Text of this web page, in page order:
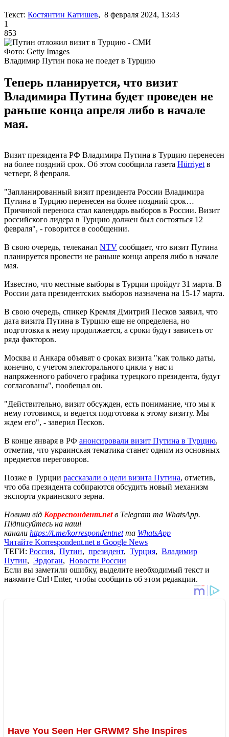
Текст: Костянтин Катишев, 8 февраля 2024, 13:43
1
853
Фото: Getty Images
Владимир Путин пока не поедет в Турцию
Теперь планируется, что визит
Владимира Путина будет проведен не
раньше конца апреля либо в начале
мая.
Визит президента РФ Владимира Путина в Турцию перенесен
на более поздний срок. Об этом сообщила газета Hürriyet в
четверг, 8 февраля.
"Запланированный визит президента России Владимира
Путина в Турцию перенесен на более поздний срок…
Причиной переноса стал календарь выборов в России. Визит
российского лидера в Турцию должен был состояться 12
февраля", - говорится в сообщении.
В свою очередь, телеканал NTV сообщает, что визит Путина
планируется провести не раньше конца апреля либо в начале
мая.
Известно, что местные выборы в Турции пройдут 31 марта. В
России дата президентских выборов назначена на 15-17 марта.
В свою очередь, спикер Кремля Дмитрий Песков заявил, что
дата визита Путина в Турцию еще не определена, но
подготовка к нему продолжается, а сроки будут зависеть от
ряда факторов.
Москва и Анкара объявят о сроках визита "как только даты,
конечно, с учетом электорального цикла у нас и
напряженного рабочего графика турецкого президента, будут
согласованы", пообещал он.
"Действительно, визит обсужден, есть понимание, что мы к
нему готовимся, и ведется подготовка к этому визиту. Мы
ждем его", - заверил Песков.
В конце января в РФ анонсировали визит Путина в Турцию,
отметив, что украинская тематика станет одним из основных
предметов переговоров.
Позже в Турции рассказали о цели визита Путина, отметив,
что оба президента собираются обсудить новый механизм
экспорта украинского зерна.
Новини від Корреспондент.netв Telegram та WhatsApp.
Підписуйтесь на наші
канали https://t.me/korrespondentnetта WhatsApp
Читайте Korrespondent.net в Google News
ТЕГИ: Россия, Путин, президент, Турция, Владимир
Путин, Эрдоган, Новости России
Если вы заметили ошибку, выделите необходимый текст и
нажмите Ctrl+Enter, чтобы сообщить об этом редакции.